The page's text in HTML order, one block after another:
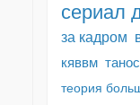
сериал
за кадром
кяввм танос
теория